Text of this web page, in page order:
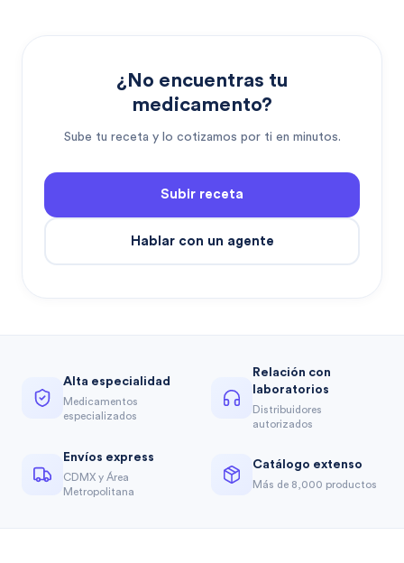
¿No encuentras tu
medicamento?
Sube tu receta y lo cotizamos por ti en minutos.
Subir receta
Hablar con un agente
Alta especialidad
Medicamentos
especializados
Relación con
laboratorios
Distribuidores
autorizados
Envíos express
CDMX y Área
Metropolitana
Catálogo extenso
Más de 8,000 productos